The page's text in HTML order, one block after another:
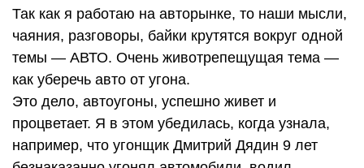
Так как я работаю на авторынке, то наши мысли,
чаяния, разговоры, байки крутятся вокруг одной
темы — АВТО. Очень животрепещущая тема —
как уберечь авто от угона.
Это дело, автоугоны, успешно живет и
процветает. Я в этом убедилась, когда узнала,
например, что угонщик Дмитрий Дядин 9 лет